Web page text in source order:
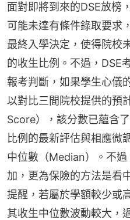
面對即將到來的DSE放榜
可能未達有條件錄取要求
最終入學決定，使得院校
的收生比例。不過，DSE
報考判斷，如果學生心儀
以對比三間院校提供的預
Score），該分數已蘊含
比例的最新評估與相應微
中位數（Median）。不
加，更為保險的方法是看
提醒，若屬於學額較少或
其收生中位數波動較大，